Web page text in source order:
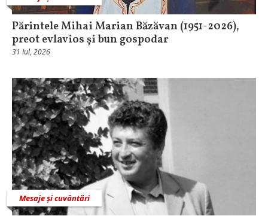
Părintele Mihai Marian Băzăvan (1951-2026),
preot evlavios și bun gospodar
31 Iul, 2026
Mesaje și cuvântări